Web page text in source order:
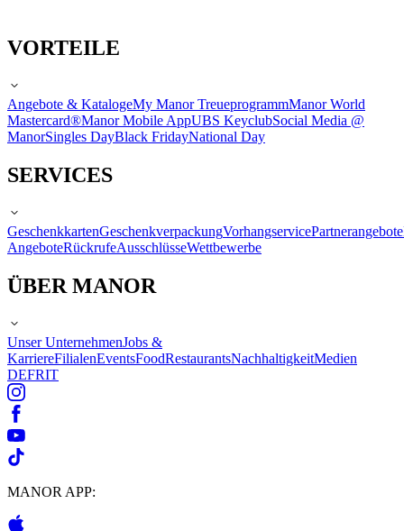
VORTEILE
Angebote & KatalogeMy Manor TreueprogrammManor World
Mastercard®Manor Mobile AppUBS KeyclubSocial Media @
ManorSingles DayBlack FridayNational Day
SERVICES
GeschenkkartenGeschenkverpackungVorhangservicePartnerangebote
AngeboteRückrufeAusschlüsseWettbewerbe
ÜBER MANOR
Unser UnternehmenJobs &
KarriereFilialenEventsFoodRestaurantsNachhaltigkeitMedien
DEFRIT
MANOR APP: